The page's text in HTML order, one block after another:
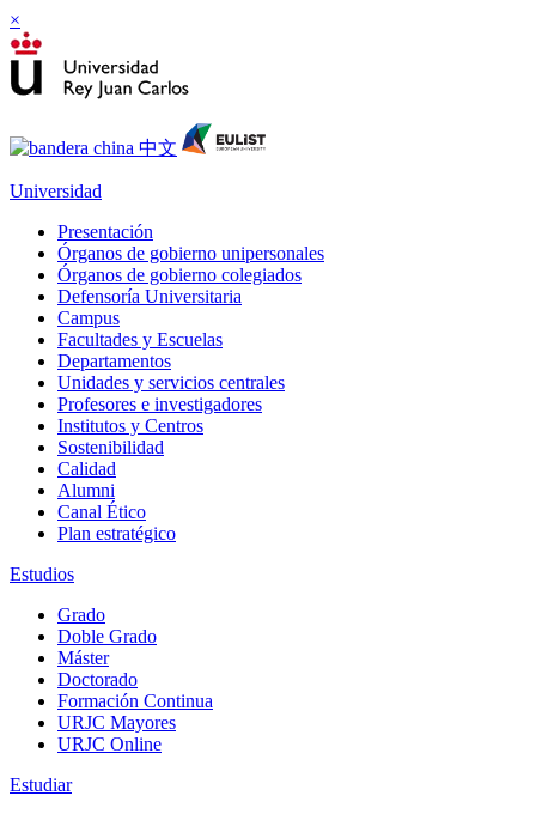
×
Universidad
Presentación
Órganos de gobierno unipersonales
Órganos de gobierno colegiados
Defensoría Universitaria
Campus
Facultades y Escuelas
Departamentos
Unidades y servicios centrales
Profesores e investigadores
Institutos y Centros
Sostenibilidad
Calidad
Alumni
Canal Ético
Plan estratégico
Estudios
Grado
Doble Grado
Máster
Doctorado
Formación Continua
URJC Mayores
URJC Online
Estudiar